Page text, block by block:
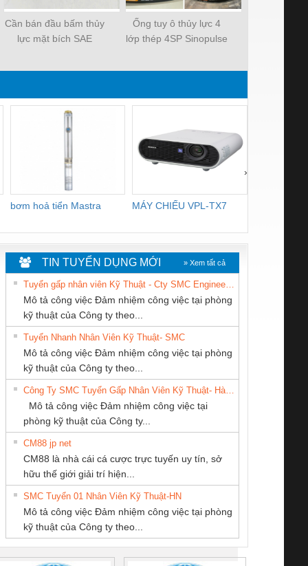
Cần bán đầu bấm thủy
lực mặt bích SAE
Ống tuy ô thủy lực 4
lớp thép 4SP Sinopulse
bơm hoả tiển Mastra MÁY CHIẾU VPL-TX7
›
An Toàn
Contact
– PSR-
SCP-
FSP/2X1/1X2
sát chuỗi
tấm pin
16I+
(2502520000)
Bộ giám sát chuỗi
tấm pin
TRANSCLINIC 16I+
1K5 L (2433950000)
Bộ giám sát dòng
TRANSCLINIC 16I+
(2008130000)
Bộ chỉnh lưu nguồn
điện TRANSCLINIC
BKE 1K5.4
(7791400879)2. Giá
Nẹp nhôm chống
trơn Đà Nẵng
TY CP TỰ
TIẾN
CÔNG TY TNHH
KỸ THUẬT KTECH
VIỆT NAM
CÔNG TY CỔ
CÁP ĐIỆN
THƯỢNG ĐÌNH
TY TNHH
MẠI
ÂN VIỆT
KINH DOANH
DỊCH VỤ XNK
PHƯƠNG NAM
PHẦN TỰ ĐỘNG
TIN TUYỂN DỤNG MỚI » Xem tất cả
Tuyển gấp nhân viên Kỹ Thuật - Cty SMC Engineering
Mô tả công việc Đảm nhiệm công việc tại phòng
kỹ thuật của Công ty theo...
Tuyển Nhanh Nhân Viên Kỹ Thuật- SMC
Mô tả công việc Đảm nhiệm công việc tại phòng
kỹ thuật của Công ty theo...
Công Ty SMC Tuyển Gấp Nhân Viên Kỹ Thuật- Hà Nội
Mô tả công việc Đảm nhiệm công việc tại
phòng kỹ thuật của Công ty...
CM88 jp net
CM88 là nhà cái cá cược trực tuyến uy tín, sở
hữu thế giới giải trí hiện...
SMC Tuyển 01 Nhân Viên Kỹ Thuật-HN
Mô tả công việc Đảm nhiệm công việc tại phòng
kỹ thuật của Công ty theo...